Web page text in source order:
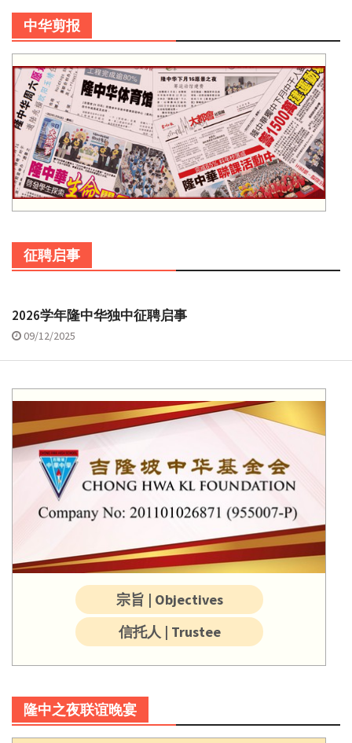
中华剪报
征聘启事
2026学年隆中华独中征聘启事
09/12/2025
宗旨 | Objectives
信托人 | Trustee
隆中之夜联谊晚宴